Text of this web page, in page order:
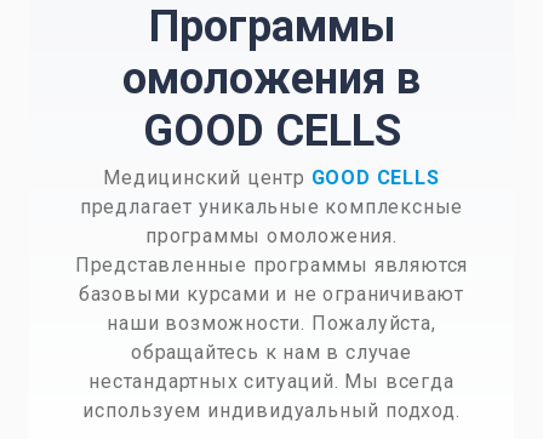
Программы
омоложения в
GOOD CELLS
Медицинский центр GOOD CELLS
предлагает уникальные комплексные
программы омоложения.
Представленные программы являются
базовыми курсами и не ограничивают
наши возможности. Пожалуйста,
обращайтесь к нам в случае
нестандартных ситуаций. Мы всегда
используем индивидуальный подход.